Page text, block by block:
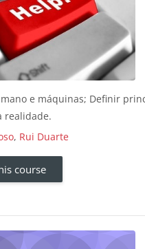
e máquinas; Definir
realidade.
, Rui Duarte
course